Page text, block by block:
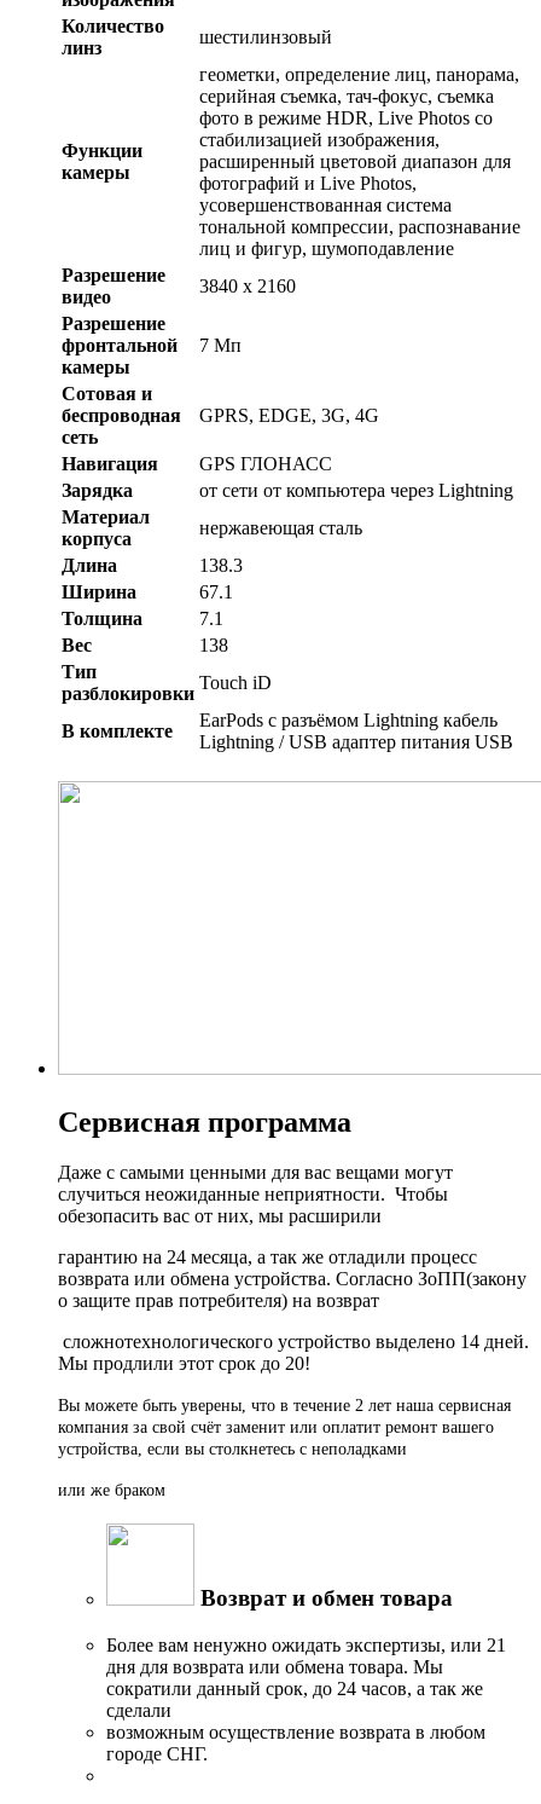
Количество
линз
шестилинзовый
Функции
камеры
геометки, определение лиц, панорама,
серийная съемка, тач-фокус, съемка
фото в режиме HDR, Live Photos со
стабилизацией изображения,
расширенный цветовой диапазон для
фотографий и Live Photos,
усовершенствованная система
тональной компрессии, распознавание
лиц и фигур, шумоподавление
Разрешение
видео
3840 x 2160
Разрешение
фронтальной
камеры
7 Мп
Сотовая и
беспроводная
сеть
GPRS, EDGE, 3G, 4G
Навигация
GPS ГЛОНАСС
Зарядка
от сети от компьютера через Lightning
Материал
корпуса
нержавеющая сталь
Длина
138.3
Ширина
67.1
Толщина
7.1
Вес
138
Тип
разблокировки
Touch iD
В комплекте
EarPods с разъёмом Lightning кабель
Lightning / USB адаптер питания USB
Сервисная программа
Даже с самыми ценными для вас вещами могут
случиться неожиданные неприятности. Чтобы
обезопасить вас от них, мы расширили
гарантию на 24 месяца, а так же отладили процесс
возврата или обмена устройства. Согласно ЗоПП(закону
о защите прав потребителя) на возврат
сложнотехнологического устройство выделено 14 дней.
Мы продлили этот срок до 20!
Вы можете быть уверены, что в течение 2 лет наша сервисная
компания за свой счёт заменит или оплатит ремонт вашего
устройства, если вы столкнетесь с неполадками
или же браком
Возврат и обмен товара
Более вам ненужно ожидать экспертизы, или 21
дня для возврата или обмена товара. Мы
сократили данный срок, до 24 часов, а так же
сделали
возможным осуществление возврата в любом
городе СНГ.